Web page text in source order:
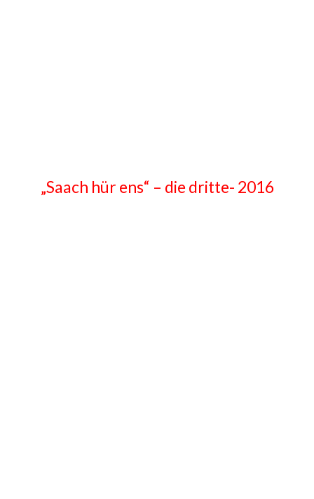
„Saach hür ens“ – die dritte- 2016